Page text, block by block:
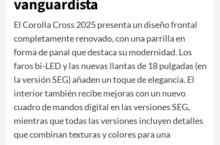
vanguardista
El Corolla Cross 2025 presenta un diseño frontal
completamente renovado, con una parrilla en
forma de panal que destaca su modernidad. Los
faros bi-LED y las nuevas llantas de 18 pulgadas (en
la versión SEG) añaden un toque de elegancia. El
interior también recibe mejoras con un nuevo
cuadro de mandos digital en las versiones SEG,
mientras que todas las versiones incluyen detalles
que combinan texturas y colores para una